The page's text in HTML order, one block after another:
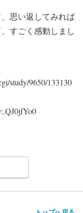
思い返してみれば
すごく感動しまし
study/9650/133130